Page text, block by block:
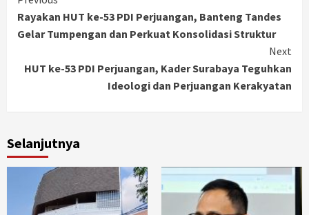
Reading
Rayakan HUT ke-53 PDI Perjuangan, Banteng Tandes
Gelar Tumpengan dan Perkuat Konsolidasi Struktur
Next
HUT ke-53 PDI Perjuangan, Kader Surabaya Teguhkan
Ideologi dan Perjuangan Kerakyatan
Selanjutnya